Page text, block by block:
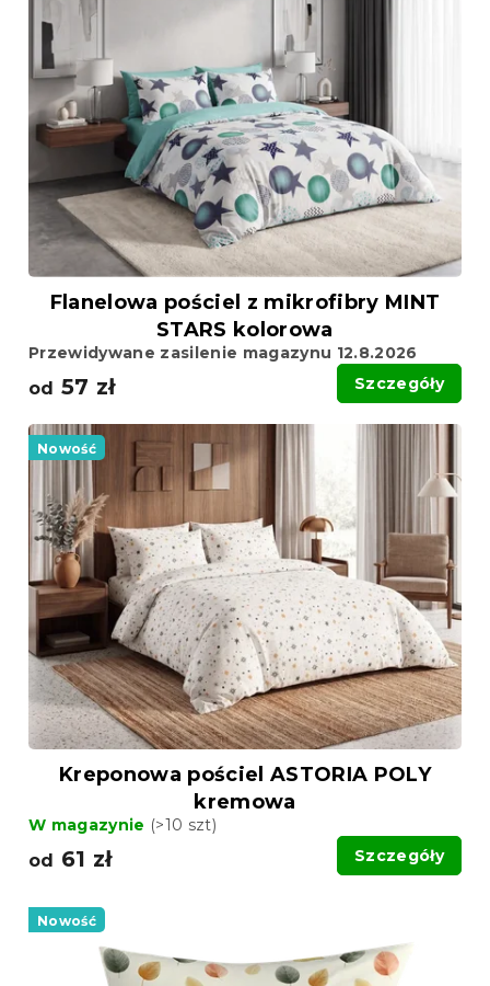
o
d
k
o
u
k
w
Flanelowa pościel z mikrofibry MINT
STARS kolorowa
Przewidywane zasilenie magazynu 12.8.2026
od 57 zł Szczegóły
Nowość
Kreponowa pościel ASTORIA POLY
kremowa
W magazynie (>10 szt)
od 61 zł Szczegóły
Nowość